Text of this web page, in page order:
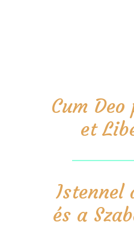
Cum
et
Istennel
és a